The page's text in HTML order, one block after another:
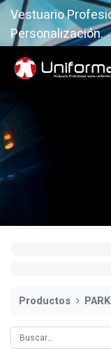
Vestuario
Personalización.
Productos